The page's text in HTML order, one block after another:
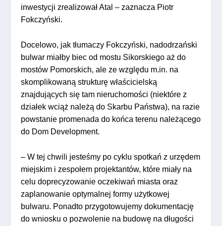
inwestycji zrealizował Atal – zaznacza Piotr
Fokczyński.
Docelowo, jak tłumaczy Fokczyński, nadodrzański
bulwar miałby biec od mostu Sikorskiego aż do
mostów Pomorskich, ale ze względu m.in. na
skomplikowaną strukturę właścicielską
znajdujących się tam nieruchomości (niektóre z
działek wciąż należą do Skarbu Państwa), na razie
powstanie promenada do końca terenu należącego
do Dom Development.
– W tej chwili jesteśmy po cyklu spotkań z urzędem
miejskim i zespołem projektantów, które miały na
celu doprecyzowanie oczekiwań miasta oraz
zaplanowanie optymalnej formy użytkowej
bulwaru. Ponadto przygotowujemy dokumentację
do wniosku o pozwolenie na budowę na długości